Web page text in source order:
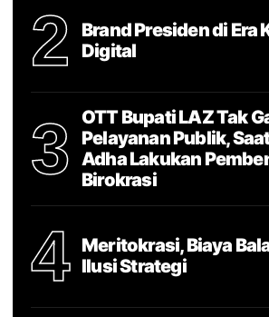
2
Brand Presiden di Era
Digital
3
OTT Bupati LAZ Tak
Pelayanan Publik,
Adha Lakukan
Birokrasi
4
Meritokrasi, Biaya
Ilusi Strategi